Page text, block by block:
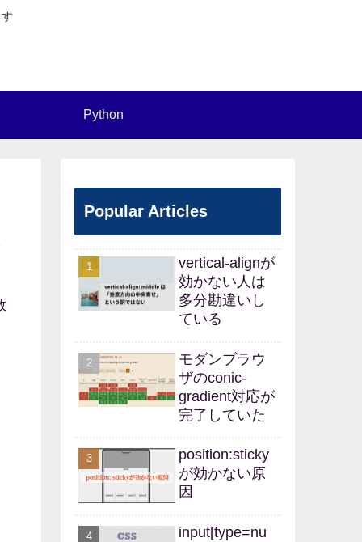
Python
Popular Articles
vertical-alignが
効かない人は
多分勘違いし
ている
モダンブラウ
ザのconic-
gradient対応が
完了していた
position:sticky
が効かない原
因
input[type=nu